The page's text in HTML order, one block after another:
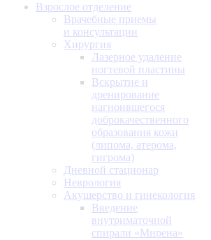
Взрослое отделение
Врачебные приемы
и консультации
Хирургия
Лазерное удаление
ногтевой пластины
Вскрытие и
дренирование
нагноившегося
доброкачественного
образования кожи
(липома, атерома,
гигрома)
Дневной стационар
Неврология
Акушерство и гинекология
Введение
внутриматочной
спирали «Мирена»